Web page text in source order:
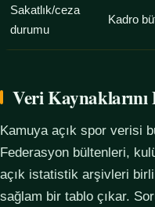
Sakatlık/ceza
durumu
Kadro
Veri
Kamuya açık spor verisi
Federasyon bültenleri,
açık istatistik arşivleri
sağlam bir tablo çıkar.